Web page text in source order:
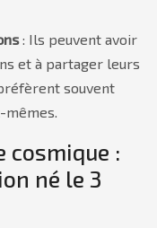
: Ils peuvent avoir
et à partager leurs
souvent
mêmes.
cosmique :
né le 3